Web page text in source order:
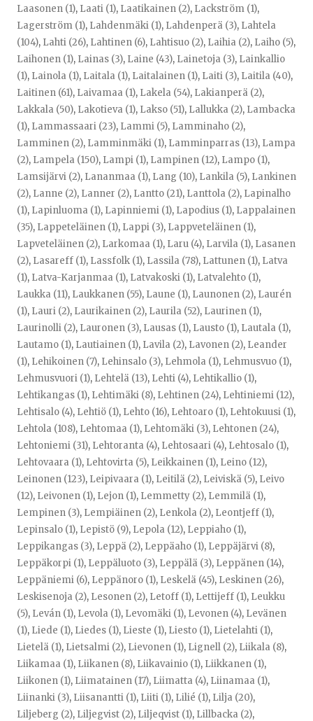
Laasonen (1), Laati (1), Laatikainen (2), Lackström (1),
Lagerström (1), Lahdenmäki (1), Lahdenperä (3), Lahtela
(104), Lahti (26), Lahtinen (6), Lahtisuo (2), Laihia (2), Laiho (5),
Laihonen (1), Lainas (3), Laine (43), Lainetoja (3), Lainkallio
(1), Lainola (1), Laitala (1), Laitalainen (1), Laiti (3), Laitila (40),
Laitinen (61), Laivamaa (1), Lakela (54), Lakianperä (2),
Lakkala (50), Lakotieva (1), Lakso (51), Lallukka (2), Lambacka
(1), Lammassaari (23), Lammi (5), Lamminaho (2),
Lamminen (2), Lamminmäki (1), Lamminparras (13), Lampa
(2), Lampela (150), Lampi (1), Lampinen (12), Lampo (1),
Lamsijärvi (2), Lananmaa (1), Lang (10), Lankila (5), Lankinen
(2), Lanne (2), Lanner (2), Lantto (21), Lanttola (2), Lapinalho
(1), Lapinluoma (1), Lapinniemi (1), Lapodius (1), Lappalainen
(35), Lappeteläinen (1), Lappi (3), Lappveteläinen (1),
Lapveteläinen (2), Larkomaa (1), Laru (4), Larvila (1), Lasanen
(2), Lasareff (1), Lassfolk (1), Lassila (78), Lattunen (1), Latva
(1), Latva-Karjanmaa (1), Latvakoski (1), Latvalehto (1),
Laukka (11), Laukkanen (55), Laune (1), Launonen (2), Laurén
(1), Lauri (2), Laurikainen (2), Laurila (52), Laurinen (1),
Laurinolli (2), Lauronen (3), Lausas (1), Lausto (1), Lautala (1),
Lautamo (1), Lautiainen (1), Lavila (2), Lavonen (2), Leander
(1), Lehikoinen (7), Lehinsalo (3), Lehmola (1), Lehmusvuo (1),
Lehmusvuori (1), Lehtelä (13), Lehti (4), Lehtikallio (1),
Lehtikangas (1), Lehtimäki (8), Lehtinen (24), Lehtiniemi (12),
Lehtisalo (4), Lehtiö (1), Lehto (16), Lehtoaro (1), Lehtokuusi (1),
Lehtola (108), Lehtomaa (1), Lehtomäki (3), Lehtonen (24),
Lehtoniemi (31), Lehtoranta (4), Lehtosaari (4), Lehtosalo (1),
Lehtovaara (1), Lehtovirta (5), Leikkainen (1), Leino (12),
Leinonen (123), Leipivaara (1), Leitilä (2), Leiviskä (5), Leivo
(12), Leivonen (1), Lejon (1), Lemmetty (2), Lemmilä (1),
Lempinen (3), Lempiäinen (2), Lenkola (2), Leontjeff (1),
Lepinsalo (1), Lepistö (9), Lepola (12), Leppiaho (1),
Leppikangas (3), Leppä (2), Leppäaho (1), Leppäjärvi (8),
Leppäkorpi (1), Leppäluoto (3), Leppälä (3), Leppänen (14),
Leppäniemi (6), Leppänoro (1), Leskelä (45), Leskinen (26),
Leskisenoja (2), Lesonen (2), Letoff (1), Lettijeff (1), Leukku
(5), Leván (1), Levola (1), Levomäki (1), Levonen (4), Levänen
(1), Liede (1), Liedes (1), Lieste (1), Liesto (1), Lietelahti (1),
Lietelä (1), Lietsalmi (2), Lievonen (1), Lignell (2), Liikala (8),
Liikamaa (1), Liikanen (8), Liikavainio (1), Liikkanen (1),
Liikonen (1), Liimatainen (17), Liimatta (4), Liinamaa (1),
Liinanki (3), Liisanantti (1), Liiti (1), Lilié (1), Lilja (20),
Liljeberg (2), Liljegvist (2), Liljeqvist (1), Lillbacka (2),